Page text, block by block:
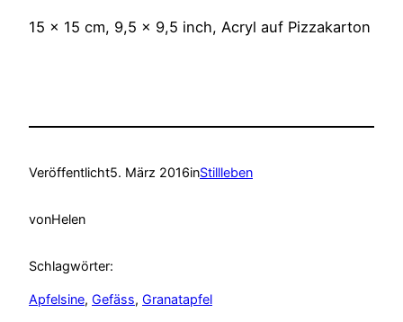
15 x 15 cm, 9,5 x 9,5 inch, Acryl auf Pizzakarton
Veröffentlicht5. März 2016inStillleben
vonHelen
Schlagwörter:
Apfelsine, Gefäss, Granatapfel